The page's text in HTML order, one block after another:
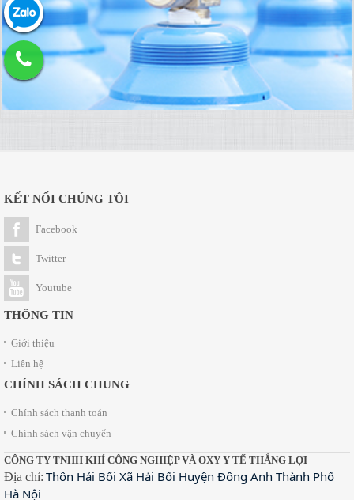
KẾT NỐI CHÚNG TÔI
Facebook
Twitter
Youtube
THÔNG TIN
Giới thiệu
Liên hệ
CHÍNH SÁCH CHUNG
Chính sách thanh toán
Chính sách vận chuyển
CÔNG TY TNHH KHÍ CÔNG NGHIỆP VÀ OXY Y TẾ THẮNG LỢI
Địa chỉ: Thôn Hải Bối Xã Hải Bối Huyện Đông Anh Thành Phố
Hà Nội